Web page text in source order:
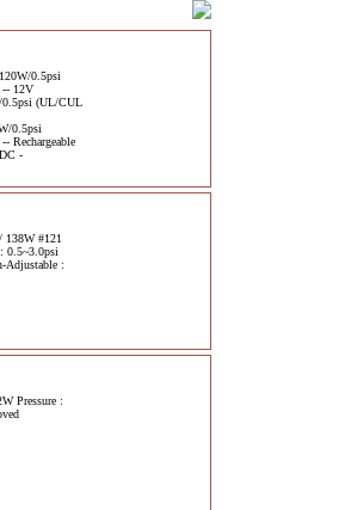
0.5psi
-- 12V
0.5psi (UL/CUL
0.5psi
Rechargeable
-
#121
0.5~3.0psi
Adjustable :
Pressure :